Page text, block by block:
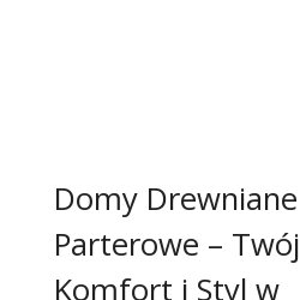
Domy Drewniane
Parterowe – Twój
Komfort i Styl w